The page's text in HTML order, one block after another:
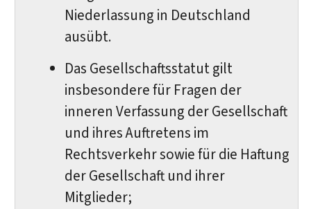
Niederlassung in Deutschland
ausübt.
Das Gesellschaftsstatut gilt
insbesondere für Fragen der
inneren Verfassung der Gesellschaft
und ihres Auftretens im
Rechtsverkehr sowie für die Haftung
der Gesellschaft und ihrer
Mitglieder;